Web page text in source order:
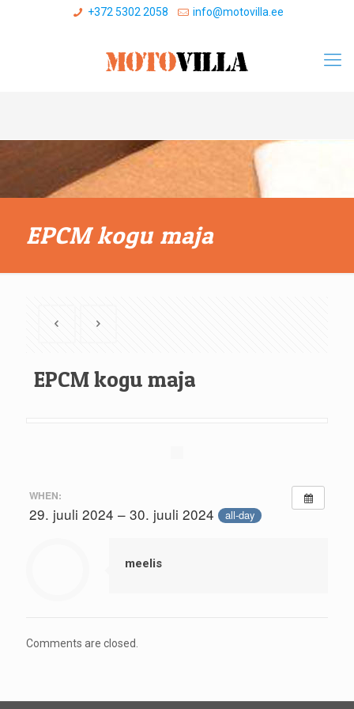
+372 5302 2058 info@motovilla.ee
EPCM kogu maja
EPCM kogu maja
WHEN:
29. juuli 2024 – 30. juuli 2024 all-day
meelis
Comments are closed.